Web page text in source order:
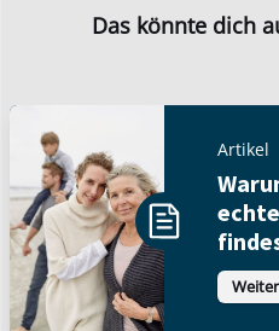
Das könnte dich
Artikel